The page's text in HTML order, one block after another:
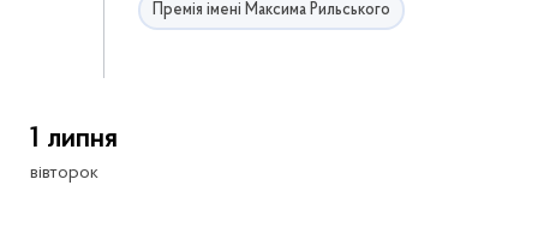
Премія імені Максима Рильського
1 липня
вівторок